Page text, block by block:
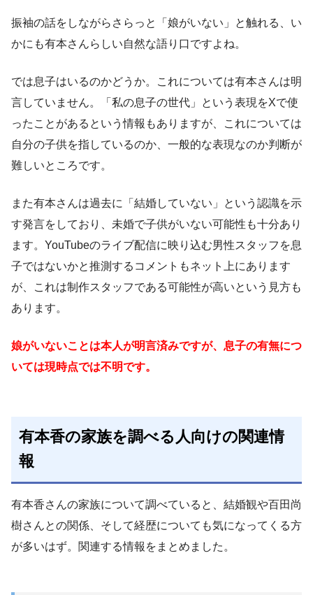
振袖の話をしながらさらっと「娘がいない」と触れる、い
かにも有本さんらしい自然な語り口ですよね。
では息子はいるのかどうか。これについては有本さんは明
言していません。「私の息子の世代」という表現をXで使
ったことがあるという情報もありますが、これについては
自分の子供を指しているのか、一般的な表現なのか判断が
難しいところです。
また有本さんは過去に「結婚していない」という認識を示
す発言をしており、未婚で子供がいない可能性も十分あり
ます。YouTubeのライブ配信に映り込む男性スタッフを息
子ではないかと推測するコメントもネット上にあります
が、これは制作スタッフである可能性が高いという見方も
あります。
娘がいないことは本人が明言済みですが、息子の有無につ
いては現時点では不明です。
有本香の家族を調べる人向けの関連情
報
有本香さんの家族について調べていると、結婚観や百田尚
樹さんとの関係、そして経歴についても気になってくる方
が多いはず。関連する情報をまとめました。